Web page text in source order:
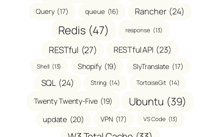
Query (17) queue (16) Rancher (24)
Redis (47) response (13)
RESTful (27) RESTful API (23)
Shell (13) Shopify (19) SlyTranslate (17)
SQL (24) String (14) TortoiseGit (14)
Twenty Twenty-Five (19) Ubuntu (39)
update (20) VPN (17) VS Code (13)